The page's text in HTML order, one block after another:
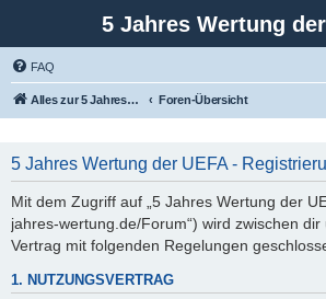
5 Jahres Wertung
FAQ
Alles zur 5 Jahreswertung / Tabelle der UEFA mit vielen Statistiken. Foren-Übersicht
5 Jahres Wertung der UEFA -
Mit dem Zugriff auf „5 Jahres Wertung der
jahres-wertung.de/Forum“) wird zwischen
Vertrag mit folgenden Regelungen
1. NUTZUNGSVERTRAG